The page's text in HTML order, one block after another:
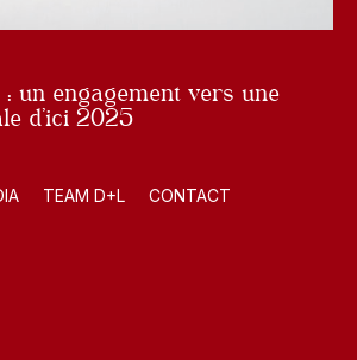
un engagement vers une
d’ici 2025
TEAM D+L CONTACT